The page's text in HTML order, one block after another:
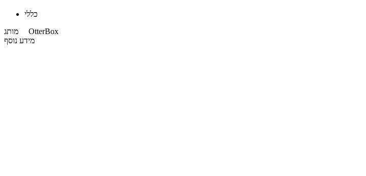
כללי
מותג OtterBox
מידע נוסף